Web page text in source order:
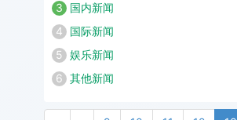
3
国内新闻
4
国际新闻
5
娱乐新闻
6
其他新闻